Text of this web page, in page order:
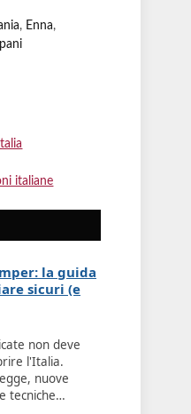
, Enna,
italiane
la guida
sicuri (e
non deve
l'Italia.
nuove
tecniche…